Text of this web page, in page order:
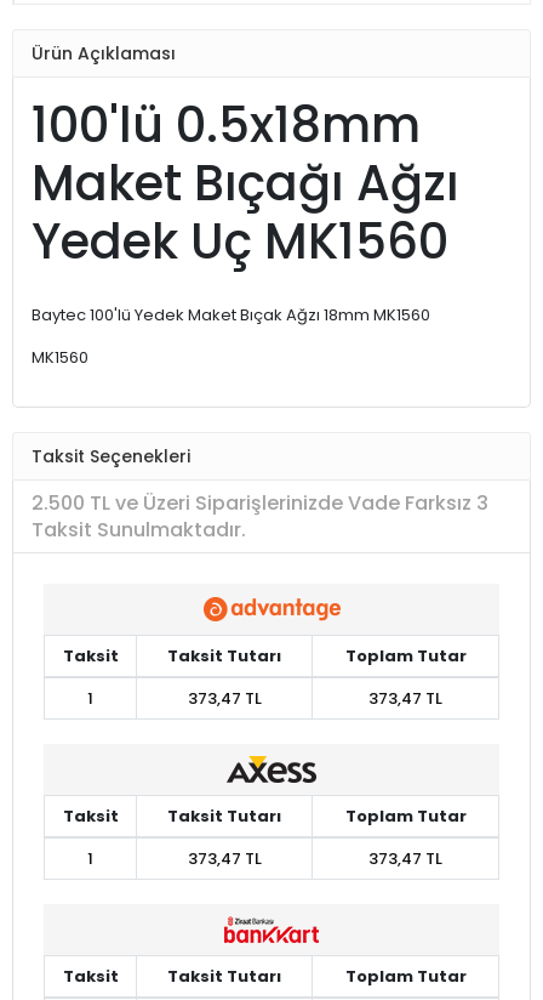
Ürün Açıklaması
100'lü 0.5x18mm
Maket Bıçağı Ağzı
Yedek Uç MK1560
Baytec 100'lü Yedek Maket Bıçak Ağzı 18mm MK1560
MK1560
Taksit Seçenekleri
2.500 TL ve Üzeri Siparişlerinizde Vade Farksız 3
Taksit Sunulmaktadır.
Taksit Taksit Tutarı
Toplam Tutar
1
373,47 TL 373,47 TL
Taksit Taksit Tutarı
Toplam Tutar
1
373,47 TL 373,47 TL
Taksit Taksit Tutarı Toplam Tutar